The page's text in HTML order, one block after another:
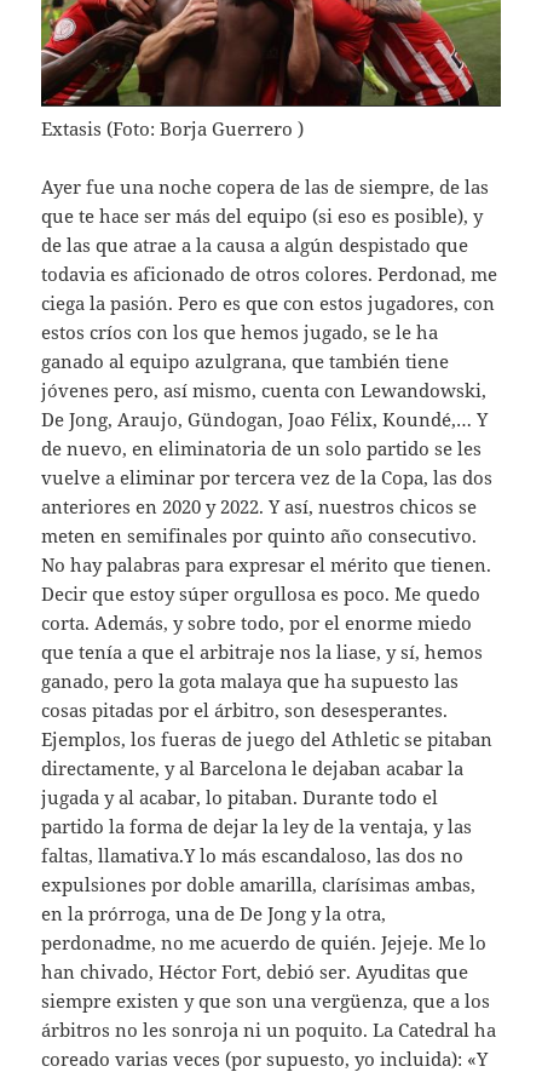
Extasis (Foto: Borja Guerrero )
Ayer fue una noche copera de las de siempre, de las
que te hace ser más del equipo (si eso es posible), y
de las que atrae a la causa a algún despistado que
todavia es aficionado de otros colores. Perdonad, me
ciega la pasión. Pero es que con estos jugadores, con
estos críos con los que hemos jugado, se le ha
ganado al equipo azulgrana, que también tiene
jóvenes pero, así mismo, cuenta con Lewandowski,
De Jong, Araujo, Gündogan, Joao Félix, Koundé,… Y
de nuevo, en eliminatoria de un solo partido se les
vuelve a eliminar por tercera vez de la Copa, las dos
anteriores en 2020 y 2022. Y así, nuestros chicos se
meten en semifinales por quinto año consecutivo.
No hay palabras para expresar el mérito que tienen.
Decir que estoy súper orgullosa es poco. Me quedo
corta. Además, y sobre todo, por el enorme miedo
que tenía a que el arbitraje nos la liase, y sí, hemos
ganado, pero la gota malaya que ha supuesto las
cosas pitadas por el árbitro, son desesperantes.
Ejemplos, los fueras de juego del Athletic se pitaban
directamente, y al Barcelona le dejaban acabar la
jugada y al acabar, lo pitaban. Durante todo el
partido la forma de dejar la ley de la ventaja, y las
faltas, llamativa.Y lo más escandaloso, las dos no
expulsiones por doble amarilla, clarísimas ambas,
en la prórroga, una de De Jong y la otra,
perdonadme, no me acuerdo de quién. Jejeje. Me lo
han chivado, Héctor Fort, debió ser. Ayuditas que
siempre existen y que son una vergüenza, que a los
árbitros no les sonroja ni un poquito. La Catedral ha
coreado varias veces (por supuesto, yo incluida): «Y